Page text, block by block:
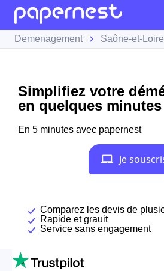
Demenagement Saône-et-Loire